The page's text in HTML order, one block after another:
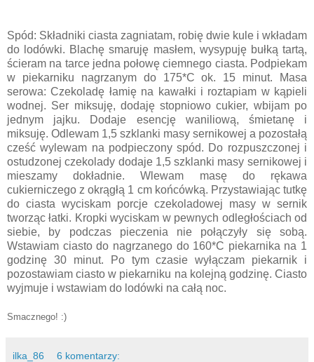
Spód: Składniki ciasta zagniatam, robię dwie kule i wkładam
do lodówki. Blachę smaruję masłem, wysypuję bułką tartą,
ścieram na tarce jedna połowę ciemnego ciasta. Podpiekam
w piekarniku nagrzanym do 175*C ok. 15 minut. Masa
serowa: Czekoladę łamię na kawałki i roztapiam w kąpieli
wodnej. Ser miksuję, dodaję stopniowo cukier, wbijam po
jednym jajku. Dodaje esencję waniliową, śmietanę i
miksuję. Odlewam 1,5 szklanki masy sernikowej a pozostałą
cześć wylewam na podpieczony spód. Do rozpuszczonej i
ostudzonej czekolady dodaje 1,5 szklanki masy sernikowej i
mieszamy dokładnie. Wlewam masę do rękawa
cukierniczego z okrągłą 1 cm końcówką. Przystawiając tutkę
do ciasta wyciskam porcje czekoladowej masy w sernik
tworząc łatki. Kropki wyciskam w pewnych odległościach od
siebie, by podczas pieczenia nie połączyły się sobą.
Wstawiam ciasto do nagrzanego do 160*C piekarnika na 1
godzinę 30 minut. Po tym czasie wyłączam piekarnik i
pozostawiam ciasto w piekarniku na kolejną godzinę. Ciasto
wyjmuje i wstawiam do lodówki na całą noc.
Smacznego! :)
ilka_86 6 komentarzy: